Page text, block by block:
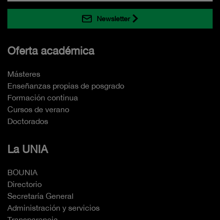
Newsletter
Oferta académica
Másteres
Enseñanzas propias de posgrado
Formación continua
Cursos de verano
Doctorados
La UNIA
BOUNIA
Directorio
Secretaría General
Administración y servicios